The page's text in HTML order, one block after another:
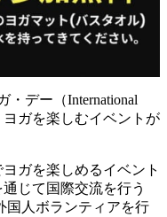
・デー（International
ヨガを楽しむイベントが
ガを楽しめるイベント
じて国際交流を行う
国人ボランティアを行